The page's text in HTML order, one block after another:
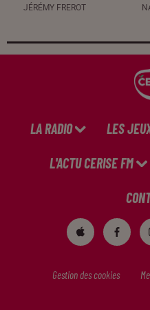
JÉRÉMY FREROT
LA RADIO LES
L'ACTU CERISE FM
Gestion des cookies